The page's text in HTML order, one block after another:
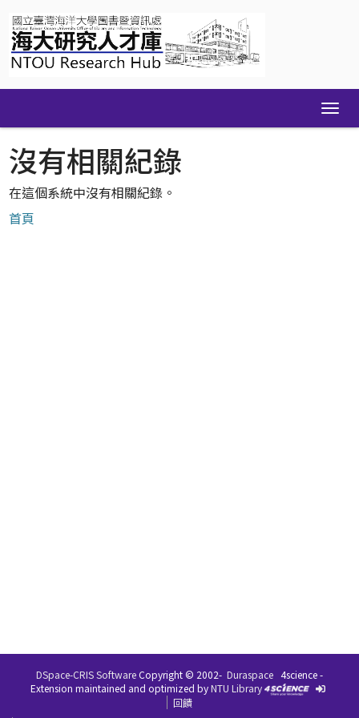
navigation
沒有相關紀錄
在這個系統中沒有相關紀錄。
首頁
DSpace-CRIS SoftwareCopyright © 2002- Duraspace 4science -
Extension maintained and optimized byNTU Library
回饋